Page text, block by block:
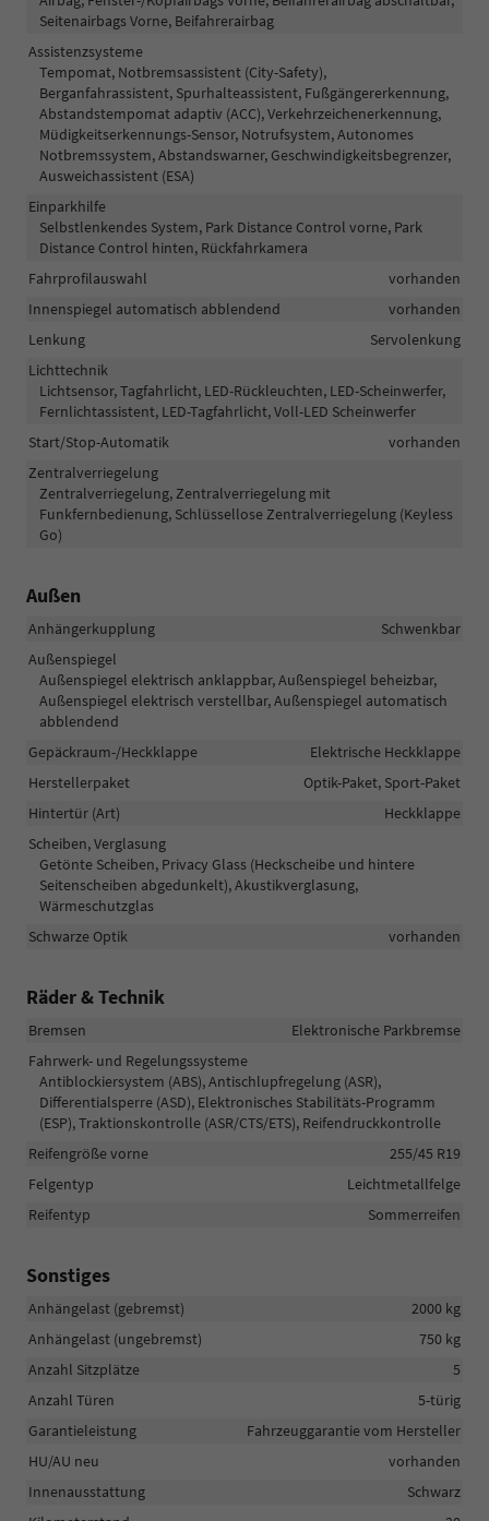
Seitenairbags Vorne, Beifahrerairbag
Assistenzsysteme
Tempomat, Notbremsassistent (City-Safety),
Berganfahrassistent, Spurhalteassistent, Fußgängererkennung,
Abstandstempomat adaptiv (ACC), Verkehrzeichenerkennung,
Müdigkeitserkennungs-Sensor, Notrufsystem, Autonomes
Notbremssystem, Abstandswarner, Geschwindigkeitsbegrenzer,
Ausweichassistent (ESA)
Einparkhilfe
Selbstlenkendes System, Park Distance Control vorne, Park
Distance Control hinten, Rückfahrkamera
Fahrprofilauswahl
vorhanden
Innenspiegel automatisch abblendend
vorhanden
Lenkung
Servolenkung
Lichttechnik
Lichtsensor, Tagfahrlicht, LED-Rückleuchten, LED-Scheinwerfer,
Fernlichtassistent, LED-Tagfahrlicht, Voll-LED Scheinwerfer
Start/Stop-Automatik
vorhanden
Zentralverriegelung
Zentralverriegelung, Zentralverriegelung mit
Funkfernbedienung, Schlüssellose Zentralverriegelung (Keyless
Go)
Außen
Anhängerkupplung
Schwenkbar
Außenspiegel
Außenspiegel elektrisch anklappbar, Außenspiegel beheizbar,
Außenspiegel elektrisch verstellbar, Außenspiegel automatisch
abblendend
Gepäckraum-/Heckklappe
Elektrische Heckklappe
Herstellerpaket
Optik-Paket, Sport-Paket
Hintertür (Art)
Heckklappe
Scheiben, Verglasung
Getönte Scheiben, Privacy Glass (Heckscheibe und hintere
Seitenscheiben abgedunkelt), Akustikverglasung,
Wärmeschutzglas
Schwarze Optik
vorhanden
Räder & Technik
Bremsen
Elektronische Parkbremse
Fahrwerk- und Regelungssysteme
Antiblockiersystem (ABS), Antischlupfregelung (ASR),
Differentialsperre (ASD), Elektronisches Stabilitäts-Programm
(ESP), Traktionskontrolle (ASR/CTS/ETS), Reifendruckkontrolle
Reifengröße vorne
255/45 R19
Felgentyp
Leichtmetallfelge
Reifentyp
Sommerreifen
Sonstiges
Anhängelast (gebremst)
2000 kg
Anhängelast (ungebremst)
750 kg
Anzahl Sitzplätze
5
Anzahl Türen
5-türig
Garantieleistung
Fahrzeuggarantie vom Hersteller
HU/AU neu
vorhanden
Innenausstattung
Schwarz